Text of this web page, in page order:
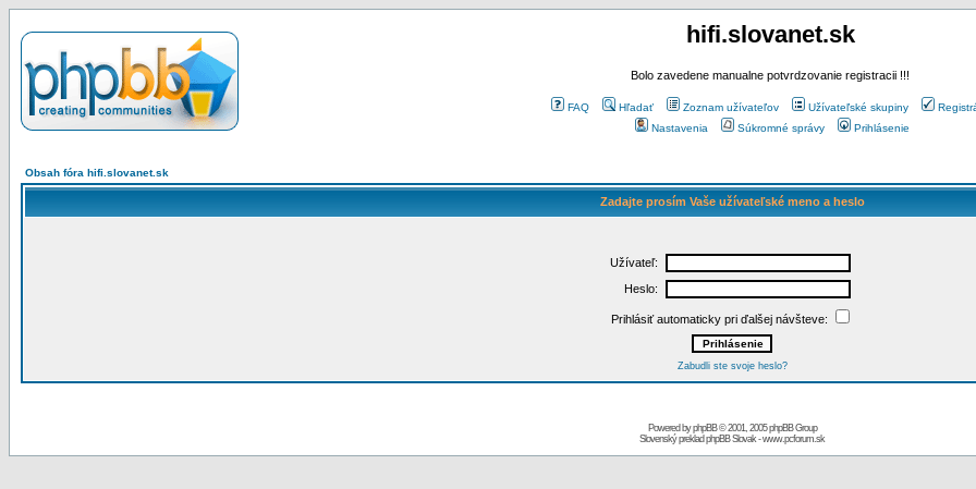
hifi.slovanet.sk
Bolo zavedene manualne potvrdzovanie registracii !!!
FAQ Hľadať Zoznam užívateľov Užívateľské skupiny
Nastavenia
Súkromné správy Prihlásenie
Obsah fóra hifi.slovanet.sk
Zadajte prosím Vaše užívateľské meno a heslo
Užívateľ:
Heslo:
Prihlásiť automaticky pri ďalšej návšteve:
Zabudli ste svoje heslo?
Powered byphpBB© 2001, 2005 phpBB Group
Slovenský preklad phpBB Slovak-www.pcforum.sk